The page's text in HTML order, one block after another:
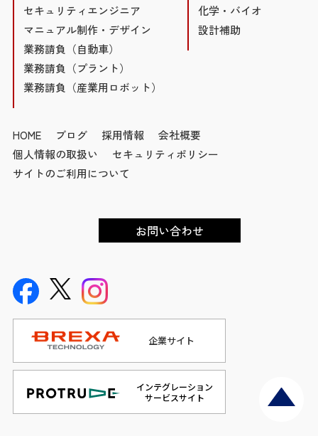
セキュリティエンジニア
マニュアル制作・デザイン
業務請負（自動車）
業務請負（プラント）
業務請負（産業用ロボット）
化学・バイオ
設計補助
HOME ブログ 採用情報
会社概要
個人情報の取扱い
セキュリティポリシー
サイトのご利用について
お問い合わせ
企業サイト
インテグレーション
サービスサイト